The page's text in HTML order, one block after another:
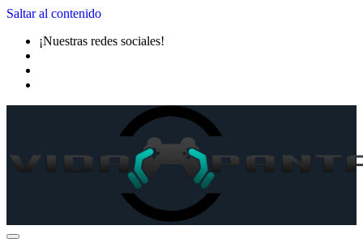
Saltar al contenido
¡Nuestras redes sociales!